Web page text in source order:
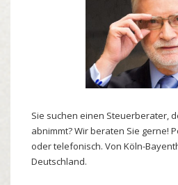
Sie suchen einen Steuerberater,
abnimmt? Wir beraten Sie gerne!
oder telefonisch. Von Köln-
Deutschland.